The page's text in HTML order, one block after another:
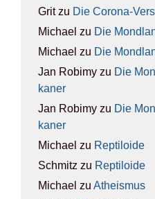
Gritzu Die Coro­na-
Michael zu Die
Michael zu Die
Jan Robimy zu Die
ka­ner
Jan Robimy zu Die
ka­ner
Michael zu Rep­ti­lo­ide
Schmitz zu Rep­ti­lo­ide
Michael zu Athe­is­mus